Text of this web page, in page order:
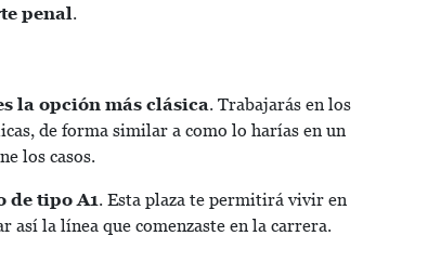
penal.
la opción más clásica. Trabajarás en los
de forma similar a como lo harías en un
los casos.
de tipo A1. Esta plaza te permitirá vivir en
así la línea que comenzaste en la carrera.